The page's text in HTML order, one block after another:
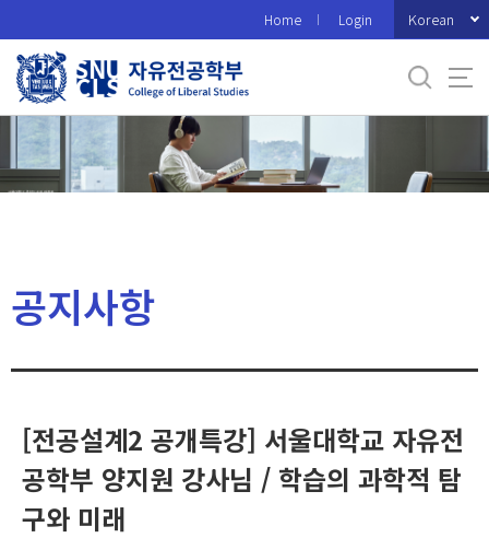
로
메
Home Login Korean
공지사항
[전공설계2 공개특강] 서울대학교 자유전
공학부 양지원 강사님 / 학습의 과학적 탐
구와 미래